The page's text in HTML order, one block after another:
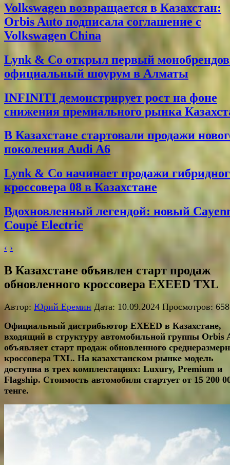
Volkswagen возвращается в Казахстан:
Orbis Auto подписала соглашение с
Volkswagen China
Lynk & Co открыл первый
официальный шоурум в Алматы
INFINITI демонстрирует рост на фоне
снижения премиального рынка
В Казахстане стартовали продажи
поколения Audi A6
Lynk & Co начинает продажи
кроссовера 08 в Казахстане
Вдохновленный легендой: новый
Coupé Electric
‹ ›
В Казахстане объявлен старт продаж
обновленного кроссовера EXEED TXL
Автор: Юрий Еремин Дата: 10.09.2024 Просмотров: 658
Официальный дистрибьютор EXEED в Казахстане,
входящий в структуру автомобильной группы Orbis
объявляет старт продаж обновленного
кроссовера TXL. На казахстанском рынке модель
доступна в трех комплектациях: Luxury, Premium и
Flagship. Стоимость автомобиля стартует от 15 200
тенге.